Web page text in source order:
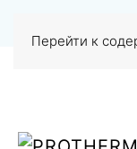
Перейти к